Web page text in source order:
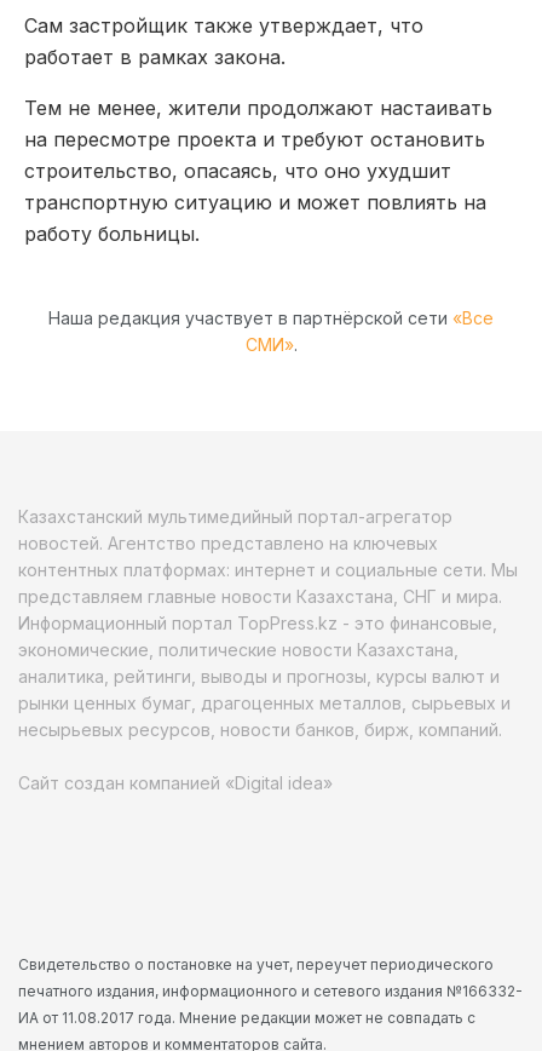
Сам застройщик также утверждает, что
работает в рамках закона.
Тем не менее, жители продолжают настаивать
на пересмотре проекта и требуют остановить
строительство, опасаясь, что оно ухудшит
транспортную ситуацию и может повлиять на
работу больницы.
Наша редакция участвует в партнёрской сети «Все
СМИ».
Казахстанский мультимедийный портал-агрегатор
новостей. Агентство представлено на ключевых
контентных платформах: интернет и социальные сети. Мы
представляем главные новости Казахстана, СНГ и мира.
Информационный портал TopPress.kz - это финансовые,
экономические, политические новости Казахстана,
аналитика, рейтинги, выводы и прогнозы, курсы валют и
рынки ценных бумаг, драгоценных металлов, сырьевых и
несырьевых ресурсов, новости банков, бирж, компаний.
Сайт создан компанией «Digital idea»
Свидетельство о постановке на учет, переучет периодического
печатного издания, информационного и сетевого издания №166332-
ИА от 11.08.2017 года. Мнение редакции может не совпадать с
мнением авторов и комментаторов сайта.